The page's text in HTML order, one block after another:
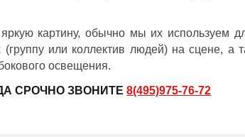
картину, обычно мы их используем
или коллектив людей) на сцене, а
освещения.
СРОЧНО ЗВОНИТЕ8(495)975-76-72